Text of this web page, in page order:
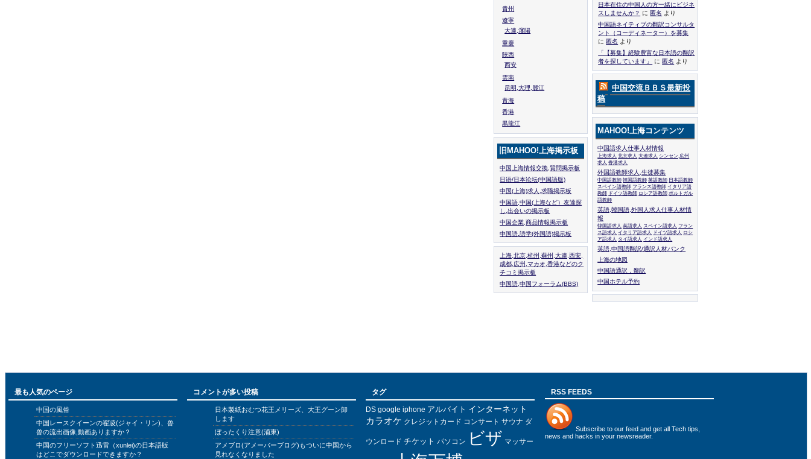
貴州
遼寧
大連,瀋陽
重慶
陜西
西安
雲南
昆明,大理,麗江
青海
香港
黒龍江
旧MAHOO!上海掲示板
中国上海情報交換,質問掲示板
日语/日本论坛(中国語版)
中国(上海)求人,求職掲示板
中国語,中国(上海など）友達探
し,出会いの掲示板
中国企業,商品情報掲示板
中国語.語学(外国語)掲示板
上海,北京,杭州,蘇州,大連,西安,
成都,広州,マカオ,香港などのク
チコミ掲示板
中国語,中国フォーラム(BBS)
日本在住の中国人の方一緒にビジネ
スしませんか？ に 匿名 より
中国語ネイティブの翻訳コンサルタ
ント（コーディネーター）を募集
に 匿名 より
「【募集】経験豊富な日本語の翻訳
者を探しています」
に 匿名 より
中国交流ＢＢＳ最新投
稿
MAHOO!上海コンテンツ
中国語求人仕事人材情報
上海求人 北京求人 大連求人 シンセン,広州
求人 香港求人
外国語教師求人,生徒募集
中国語教師 韓国語教師 英語教師 日本語教師
スペイン語教師 フランス語教師 イタリア語
教師 ドイツ語教師 ロシア語教師 ポルトガル
語教師
英語,韓国語,外国人求人仕事人材情
報
韓国語求人 英語求人 スペイン語求人 フラン
ス語求人 イタリア語求人 ドイツ語求人 ロシ
ア語求人 タイ語求人 インド語求人
英語,中国語翻訳/通訳人材バンク
上海の地図
中国語通訳，翻訳
中国ホテル予約
最も人気のページ
中国の風俗
中国レースクイーンの翟凌(ジャイ・リン)、兽
兽の流出画像,動画ありますか？
中国のフリーソフト迅雷（xunlei)の日本語版
はどこでダウンロードできますか？
コメントが多い投稿
日本製紙おむつ花王メリーズ、大王グーン卸
します
ぼったくり注意(浦東)
アメブロ(アメーバーブログ)もついに中国から
見れなくなりました
タグ
DS google iphone アルバイト インターネット
カラオケ クレジットカード コンサート サウナ ダ
ウンロード チケット パソコン ビザ マッサー
RSS FEEDS
Subscribe to our feed and get all Tech tips,
news and hacks in your newsreader.